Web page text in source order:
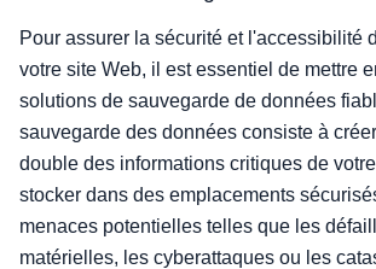
Pour assurer la sécurité et l'accessibilité
votre site Web, il est essentiel de mettre
solutions de sauvegarde de données
sauvegarde des données consiste à
double des informations critiques de
stocker dans des emplacements
menaces potentielles telles que les
matérielles, les cyberattaques ou les